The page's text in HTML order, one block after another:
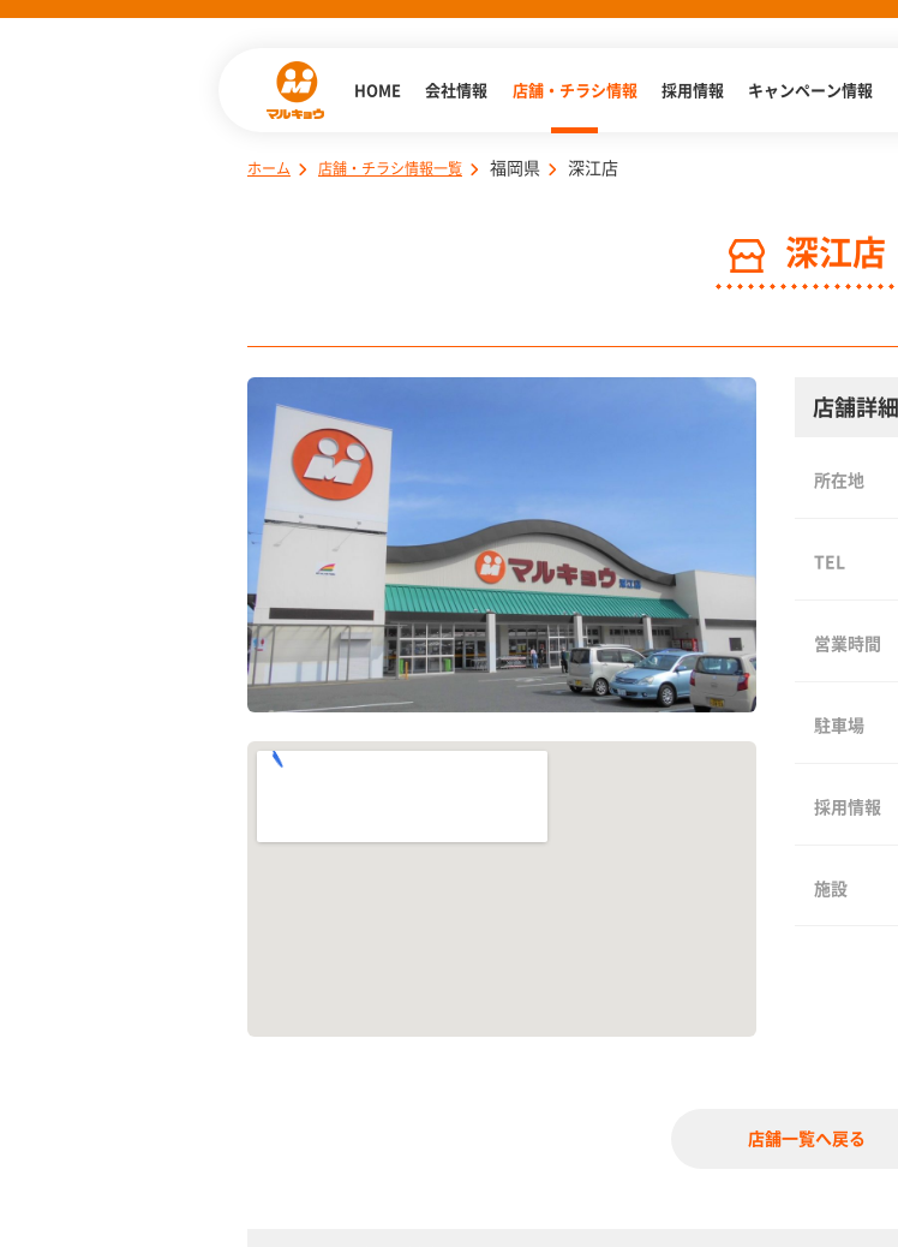
HOME 会社情報 店舗・チラシ情報 採用情報 キャンペーン情報
ホーム 店舗・チラシ情報一覧 福岡県 深江店
深江店
店舗詳細
所在地
TEL
営業時間
駐車場
採用情報
施設
店舗一覧へ戻る